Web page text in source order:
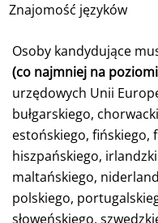
Znajomość języków
Osoby kandydujące
(co najmniej na
urzędowych Unii
bułgarskiego,
estońskiego, fińskiego,
hiszpańskiego,
maltańskiego,
polskiego,
słoweńskiego,